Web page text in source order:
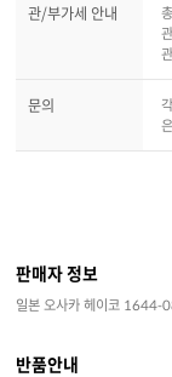
관/부가세 안내
문의
판매자 정보
일본 오사카 헤이코 1644-
반품안내